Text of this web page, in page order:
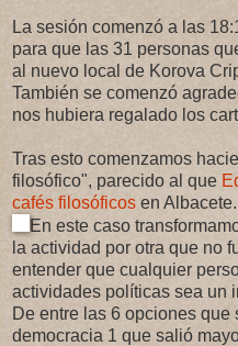
La sesión comenzó a las
para que las 31 personas
al nuevo local de Korova
También se comenzó
nos hubiera regalado los
Tras esto comenzamos
filosófico", parecido al que
cafés filosóficos en Albacete.
En este caso
la actividad por otra que no
entender que cualquier
actividades políticas sea un
De entre las 6 opciones que
democracia 1 que salió